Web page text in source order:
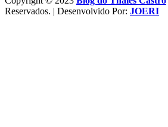
Reservados. | Desenvolvido Por: JOERI